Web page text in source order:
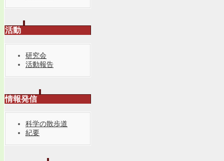
活動
研究会
活動報告
情報発信
科学の散歩道
紀要